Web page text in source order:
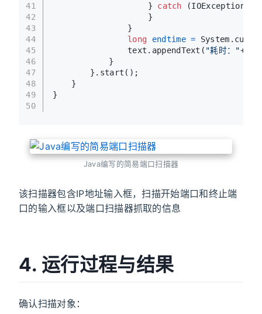
41
42
43
44
45
46
47
48
49
50
			        }
catch (IOException
			        }
				}
long
endtime =
				text.appendText(
"耗时："+
			}
		}.start();
	}
}
Java编写的简易端口扫描器
该扫描器包含IP地址输入框，扫描开始端口和终止端
口的输入框以及端口扫描器抓取的信息
4. 运行过程与结果
确认扫描对象：